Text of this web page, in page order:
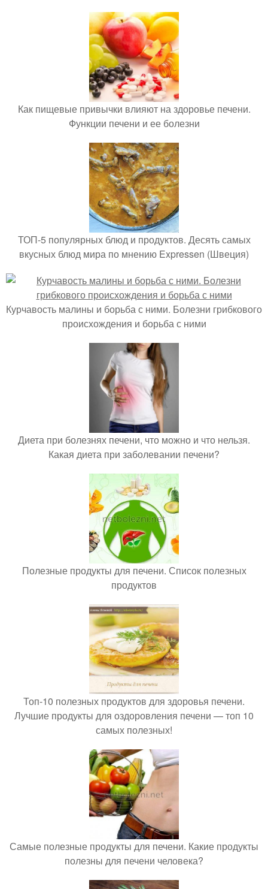
Как пищевые привычки влияют на здоровье печени.
Функции печени и ее болезни
ТОП-5 популярных блюд и продуктов. Десять самых
вкусных блюд мира по мнению Expressen (Швеция)
Курчавость малины и борьба с ними. Болезни грибкового
происхождения и борьба с ними
Диета при болезнях печени, что можно и что нельзя.
Какая диета при заболевании печени?
Полезные продукты для печени. Список полезных
продуктов
Топ-10 полезных продуктов для здоровья печени.
Лучшие продукты для оздоровления печени — топ 10
самых полезных!
Самые полезные продукты для печени. Какие продукты
полезны для печени человека?